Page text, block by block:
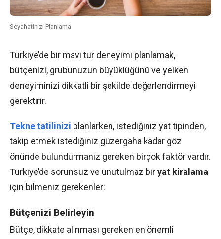
Seyahatinizi Planlama
Türkiye’de bir mavi tur deneyimi planlamak,
bütçenizi, grubunuzun büyüklüğünü ve yelken
deneyiminizi dikkatli bir şekilde değerlendirmeyi
gerektirir.
Tekne tatilinizi planlarken, istediğiniz yat tipinden,
takip etmek istediğiniz güzergaha kadar göz
önünde bulundurmanız gereken birçok faktör vardır.
Türkiye’de sorunsuz ve unutulmaz biryat kiralama
için bilmeniz gerekenler:
Bütçenizi Belirleyin
Bütçe, dikkate alınması gereken en önemli